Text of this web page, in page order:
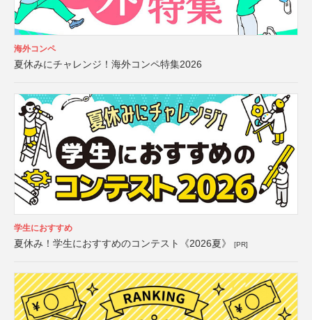
海外コンペ
夏休みにチャレンジ！海外コンペ特集2026
学生におすすめ
夏休み！学生におすすめのコンテスト《2026夏》 [PR]